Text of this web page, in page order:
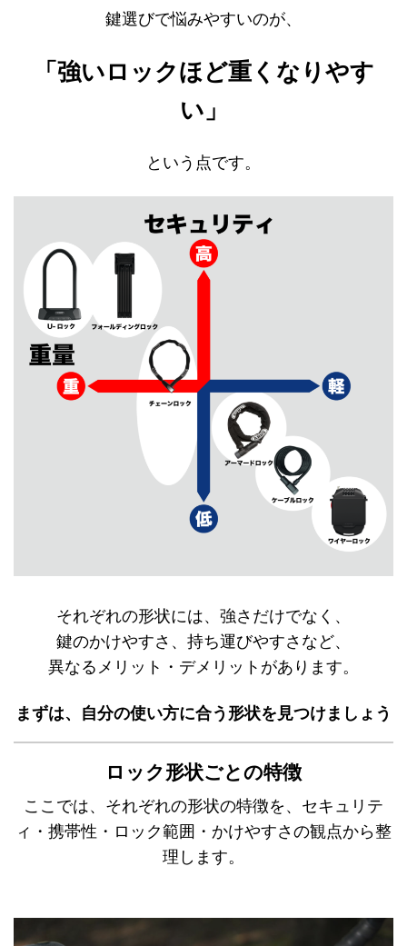
鍵選びで悩みやすいのが、
「強いロックほど重くなりやす
い」
という点です。
それぞれの形状には、強さだけでなく、
鍵のかけやすさ、持ち運びやすさなど、
異なるメリット・デメリットがあります。
まずは、自分の使い方に合う形状を見つけましょう
ロック形状ごとの特徴
ここでは、それぞれの形状の特徴を、セキュリテ
ィ・携帯性・ロック範囲・かけやすさの観点から整
理します。